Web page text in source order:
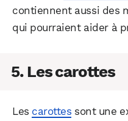
contiennent aussi des
qui pourraient aider à
5. Les carottes
Les carottes sont une